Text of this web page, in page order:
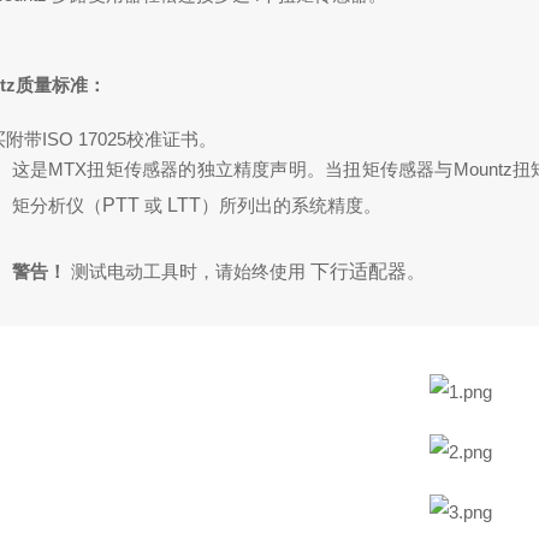
质量标准：
附带ISO 17025校准证书。
这是MTX扭矩传感器的独立精度声明。当扭矩传感器与Mountz
矩分析仪（ PTT或 LTT）所列出的系统精度。
警告！ 测试电动工具时，请始终使用 下行适配器。